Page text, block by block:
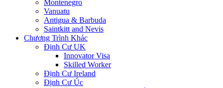
Montenegro
Vanuatu
Antigua & Barbuda
Saintkitt and Nevis
Chương Trình Khác
Định Cư UK
Innovator Visa
Skilled Worker
Định Cư Ireland
Định Cư Úc